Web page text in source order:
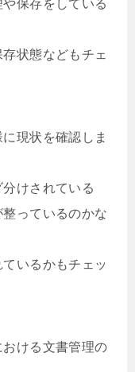
保存をしている
状態などもチェ
現状を確認しま
けされている
っているのかな
いるかもチェッ
ける文書管理の